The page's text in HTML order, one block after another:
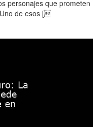
personajes que prometen
de esos [